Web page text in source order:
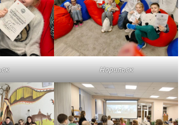
Норильск